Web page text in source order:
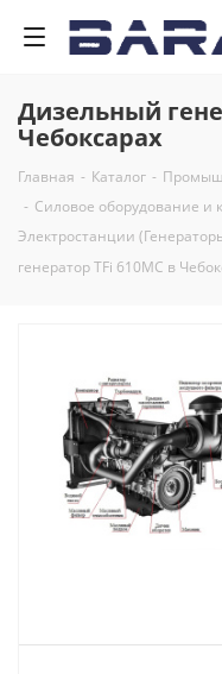
Дизельный
Чебоксарах
Главная - Каталог -
- Силовое оборудование
Электростанции
генератор TFi 610MC в